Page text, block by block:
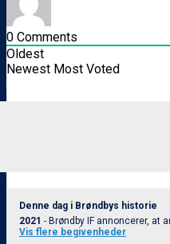
0 Comments
Oldest
Newest Most Voted
Denne dag i Brøndbys historie
2021 - Brøndby IF annoncerer, at
Vis flere begivenheder